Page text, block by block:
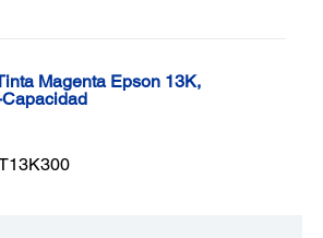
Magenta Epson 13K,